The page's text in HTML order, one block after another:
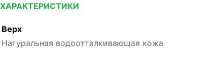
ХАРАКТЕРИСТИКИ
Верх
Натуральная водоотталкивающая кожа